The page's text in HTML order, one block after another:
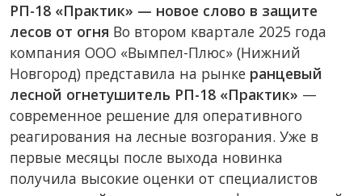
РП-18 «Практик» — новое слово в защите
лесов от огня Во втором квартале 2025 года
компания ООО «Вымпел-Плюс» (Нижний
Новгород) представила на рынке ранцевый
лесной огнетушитель РП-18 «Практик» —
современное решение для оперативного
реагирования на лесные возгорания. Уже в
первые месяцы после выхода новинка
получила высокие оценки от специалистов